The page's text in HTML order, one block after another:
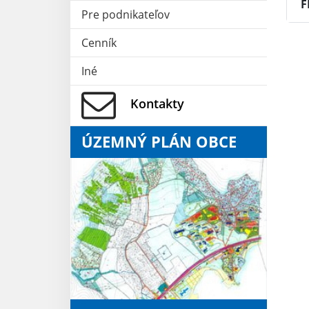
Pre podnikateľov
Cenník
Iné
Kontakty
ÚZEMNÝ PLÁN OBCE